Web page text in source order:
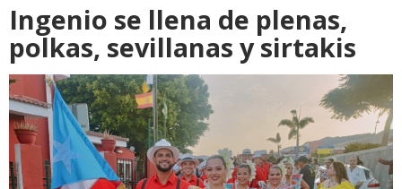
Ingenio se llena de plenas,
polkas, sevillanas y sirtakis